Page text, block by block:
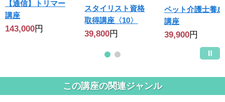
【通信】トリマー
講座
143,000円
スタイリスト資格
取得講座〈10〉
39,800円
ペット介護士養成
講座
39,900円
この講座の関連ジャンル